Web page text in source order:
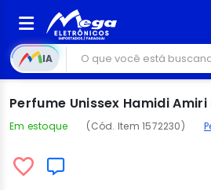
IA
Perfume Unissex Hamidi Amiri
Em estoque (Cód. Item 1572230)